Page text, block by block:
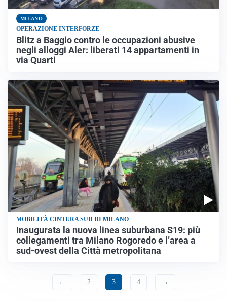
MILANO
OPERAZIONE INTERFORZE
Blitz a Baggio contro le occupazioni abusive
negli alloggi Aler: liberati 14 appartamenti in
via Quarti
MOBILITÀ CINTURA SUD DI MILANO
Inaugurata la nuova linea suburbana S19: più
collegamenti tra Milano Rogoredo e l’area a
sud-ovest della Città metropolitana
← 2 3 4 →